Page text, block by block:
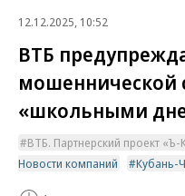
12.12.2025, 10:52
ВТБ
мошеннической
«школьными
ВТБ. Партнерский проект «Ъ-
Новости компаний
Кубань-